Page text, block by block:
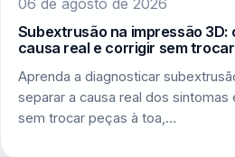
06 de agosto de 2026
Subextrusão na impressão
causa real e corrigir sem
Aprenda a diagnosticar
separar a causa real dos sintomas
sem trocar peças à toa,…